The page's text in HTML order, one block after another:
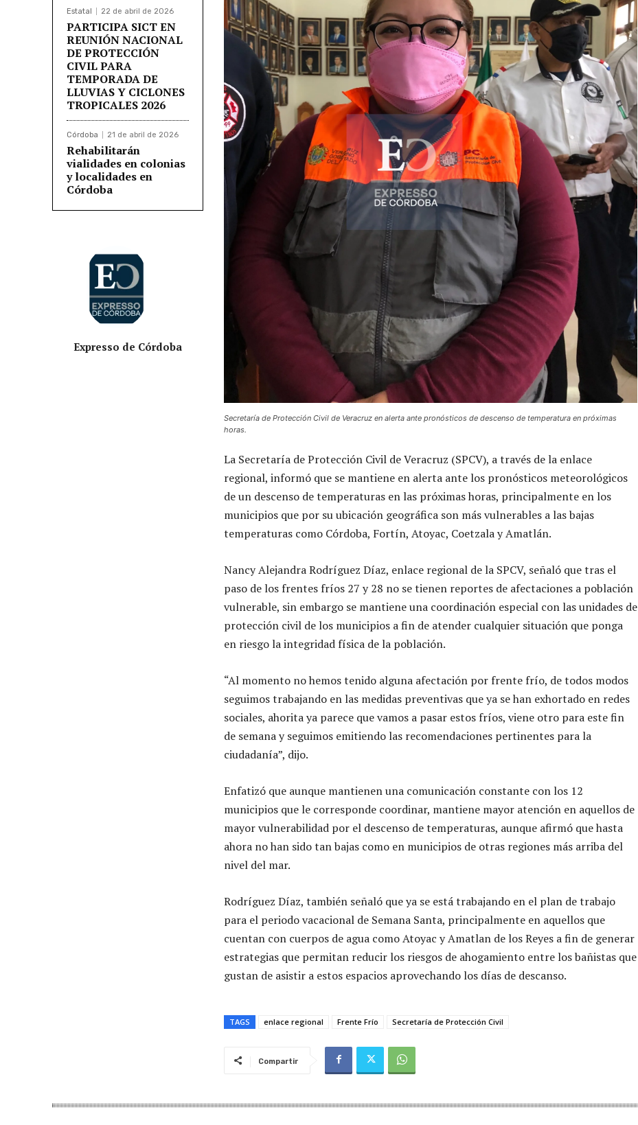
Estatal 22 de abril de 2026
PARTICIPA SICT EN
REUNIÓN NACIONAL
DE PROTECCIÓN
CIVIL PARA
TEMPORADA DE
LLUVIAS Y CICLONES
TROPICALES 2026
Córdoba 21 de abril de 2026
Rehabilitarán
vialidades en colonias
y localidades en
Córdoba
Expresso de Córdoba
Secretaría de Protección Civil de Veracruz en alerta ante pronósticos de descenso de temperatura en próximas
horas.
La Secretaría de Protección Civil de Veracruz (SPCV), a través de la enlace
regional, informó que se mantiene en alerta ante los pronósticos meteorológicos
de un descenso de temperaturas en las próximas horas, principalmente en los
municipios que por su ubicación geográfica son más vulnerables a las bajas
temperaturas como Córdoba, Fortín, Atoyac, Coetzala y Amatlán.
Nancy Alejandra Rodríguez Díaz, enlace regional de la SPCV, señaló que tras el
paso de los frentes fríos 27 y 28 no se tienen reportes de afectaciones a población
vulnerable, sin embargo se mantiene una coordinación especial con las unidades de
protección civil de los municipios a fin de atender cualquier situación que ponga
en riesgo la integridad física de la población.
“Al momento no hemos tenido alguna afectación por frente frío, de todos modos
seguimos trabajando en las medidas preventivas que ya se han exhortado en redes
sociales, ahorita ya parece que vamos a pasar estos fríos, viene otro para este fin
de semana y seguimos emitiendo las recomendaciones pertinentes para la
ciudadanía”, dijo.
Enfatizó que aunque mantienen una comunicación constante con los 12
municipios que le corresponde coordinar, mantiene mayor atención en aquellos de
mayor vulnerabilidad por el descenso de temperaturas, aunque afirmó que hasta
ahora no han sido tan bajas como en municipios de otras regiones más arriba del
nivel del mar.
Rodríguez Díaz, también señaló que ya se está trabajando en el plan de trabajo
para el periodo vacacional de Semana Santa, principalmente en aquellos que
cuentan con cuerpos de agua como Atoyac y Amatlan de los Reyes a fin de generar
estrategias que permitan reducir los riesgos de ahogamiento entre los bañistas que
gustan de asistir a estos espacios aprovechando los días de descanso.
TAGS enlace regional Frente Frío Secretaría de Protección Civil
Compartir